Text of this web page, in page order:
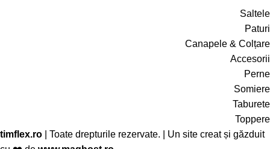
Saltele
Paturi
Canapele & Colțare
Accesorii
Perne
Somiere
Taburete
Toppere
timflex.ro | Toate drepturile rezervate. | Un site creat și găzduit